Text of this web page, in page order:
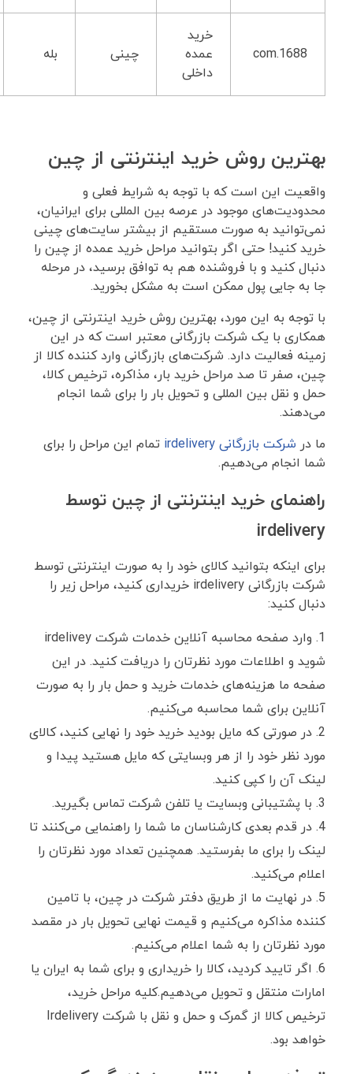
1688.com
خرید
عمده
داخلی
چینی بله
بهترین روش خرید اینترنتی از چین
واقعیت این است که با توجه به شرایط فعلی و
محدودیت‌های موجود در عرصه بین المللی برای ایرانیان،
نمی‌توانید به صورت مستقیم از بیشتر سایت‌های چینی
خرید کنید! حتی اگر بتوانید مراحل خرید عمده از چین را
دنبال کنید و با فروشنده هم به توافق برسید، در مرحله
جا به جایی پول ممکن است به مشکل بخورید.
با توجه به این مورد، بهترین روش خرید اینترنتی از چین،
همکاری با یک شرکت بازرگانی معتبر است که در این
زمینه فعالیت دارد. شرکت‌های بازرگانی وارد کننده کالا از
چین، صفر تا صد مراحل خرید بار، مذاکره، ترخیص کالا،
حمل و نقل بین المللی و تحویل بار را برای شما انجام
می‌دهند.
ما در شرکت بازرگانی irdelivery
تمام این مراحل را برای
شما انجام می‌دهیم.
راهنمای خرید اینترنتی از چین توسط
irdelivery
برای اینکه بتوانید کالای خود را به صورت اینترنتی توسط
شرکت بازرگانی irdelivery خریداری کنید، مراحل زیر را
دنبال کنید:
وارد صفحه محاسبه آنلاین خدمات شرکت irdelivey
شوید و اطلاعات مورد نظرتان را دریافت کنید. در این
صفحه ما هزینه‌های خدمات خرید و حمل بار را به صورت
آنلاین برای شما محاسبه می‌کنیم.
در صورتی که مایل بودید خرید خود را نهایی کنید، کالای
مورد نظر خود را از هر وبسایتی که مایل هستید پیدا و
لینک آن را کپی کنید.
با پشتیبانی وبسایت یا تلفن شرکت تماس بگیرید.
در قدم بعدی کارشناسان ما شما را راهنمایی می‌کنند تا
لینک را برای ما بفرستید. همچنین تعداد مورد نظرتان را
اعلام می‌کنید.
در نهایت ما از طریق دفتر شرکت در چین، با تامین
کننده مذاکره می‌کنیم و قیمت نهایی تحویل بار در مقصد
مورد نظرتان را به شما اعلام می‌کنیم.
اگر تایید کردید، کالا را خریداری و برای شما به ایران یا
امارات منتقل و تحویل می‌دهیم.کلیه مراحل خرید،
ترخیص کالا از گمرک و حمل و نقل با شرکت Irdelivery
خواهد بود.